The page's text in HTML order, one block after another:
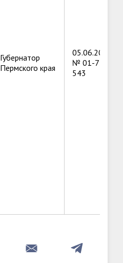
Губернатор
Пермского края
05.06.2023
№ 01-72-
543